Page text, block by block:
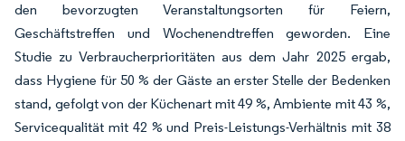
den bevorzugten Veranstaltungsorten für Feiern,
Geschäftstreffen und Wochenendtreffen geworden. Eine
Studie zu Verbraucherprioritäten aus dem Jahr 2025 ergab,
dass Hygiene für 50 % der Gäste an erster Stelle der Bedenken
stand, gefolgt von der Küchenart mit 49 %, Ambiente mit 43 %,
Servicequalität mit 42 % und Preis-Leistungs-Verhältnis mit 38